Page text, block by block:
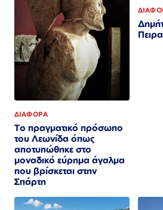
ΔΙΑΦΟΡΑ
Το πραγματικό πρόσωπο
του Λεωνίδα όπως
αποτυπώθηκε στο
μοναδικό εύρημα άγαλμα
που βρίσκεται στην
Σπάρτη